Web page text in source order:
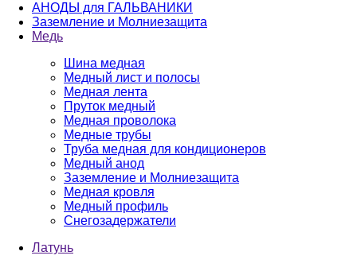
АНОДЫ для ГАЛЬВАНИКИ
Заземление и Молниезащита
Медь
Шина медная
Медный лист и полосы
Медная лента
Пруток медный
Медная проволока
Медные трубы
Труба медная для кондиционеров
Медный анод
Заземление и Молниезащита
Медная кровля
Медный профиль
Снегозадержатели
Латунь